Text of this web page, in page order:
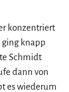
konzentriert
ging knapp
Schmidt
dann von
es wiederum